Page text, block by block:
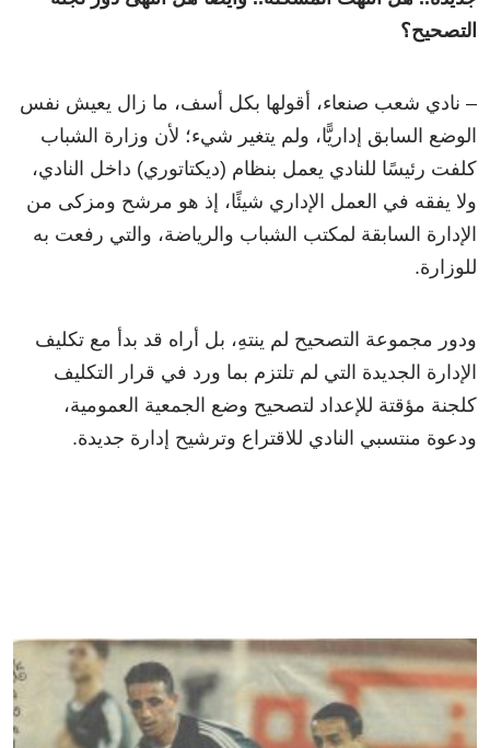
التصحيح؟
– نادي شعب صنعاء، أقولها بكل أسف، ما زال يعيش نفس
الوضع السابق إداريًّا، ولم يتغير شيء؛ لأن وزارة الشباب
كلفت رئيسًا للنادي يعمل بنظام (ديكتاتوري) داخل النادي،
ولا يفقه في العمل الإداري شيئًا، إذ هو مرشح ومزكى من
الإدارة السابقة لمكتب الشباب والرياضة، والتي رفعت به
للوزارة.
ودور مجموعة التصحيح لم ينتهِ، بل أراه قد بدأ مع تكليف
الإدارة الجديدة التي لم تلتزم بما ورد في قرار التكليف
كلجنة مؤقتة للإعداد لتصحيح وضع الجمعية العمومية،
ودعوة منتسبي النادي للاقتراع وترشيح إدارة جديدة.